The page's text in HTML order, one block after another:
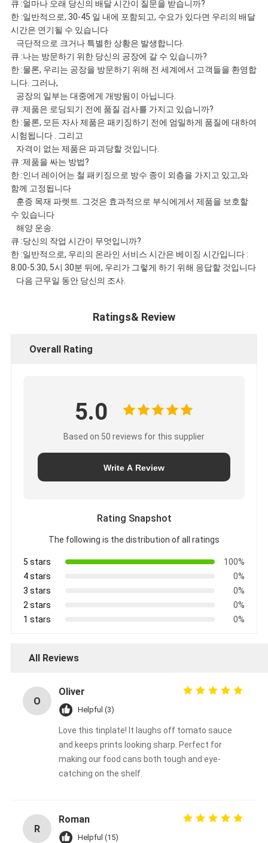
큐 :얼마나 오래 당신의 배달 시간이 질문을 받습니까?
한 :일반적으로, 30-45 일 내에 포함되고, 수요가 있다면 우리의 배달
시간은 연기될 수 있습니다
극단적으로 크거나 특별한 상황은 발생합니다.
큐 :나는 방문하기 위한 당신의 공장에 갈 수 있습니까?
한 :물론, 우리는 공장을 방문하기 위해 전 세계에서 고객들을 환영합
니다. 그러나,
공장의 일부는 대중에게 개방됨이 아닙니다.
큐 :제품은 로딩되기 전에 품질 검사를 가지고 있습니까?
한 :물론, 모든 자사 제품은 패키징하기 전에 엄밀하게 품질에 대하여
시험됩니다 . 그리고
자격이 없는 제품은 파괴당할 것입니다.
큐 :제품을 싸는 방법?
한 :인너 레이어는 철 패키징으로 방수 종이 외층을 가지고 있고,와
함께 고정됩니다
훈증 목재 파렛트. 그것은 효과적으로 부식에게서 제품을 보호할
수 있습니다
해양 운송.
큐 :당신의 작업 시간이 무엇입니까?
한 :일반적으로, 우리의 온라인 서비스 시간은 베이징 시간입니다 :
8:00-5:30, 5시 30분 뒤에, 우리가 그렇게 하기 위해 응답할 것입니다
다음 근무일 동안 당신의 조사.
Ratings& Review
Overall Rating
5.0
Based on 50 reviews for this supplier
Write A Review
Rating Snapshot
The following is the distribution of all ratings
5 stars
100%
4 stars
0%
3 stars
0%
2 stars
0%
1 stars
0%
All Reviews
O
Oliver
Helpful (3)
Love this tinplate! It laughs off tomato sauce
and keeps prints looking sharp. Perfect for
making our food cans both tough and eye-
catching on the shelf.
R
Roman
Helpful (15)